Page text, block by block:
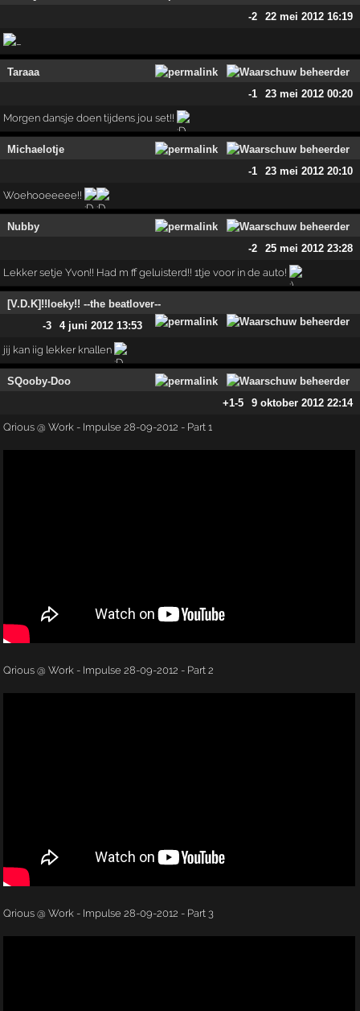
-2
22 mei 2012 16:19
Taraaa
-1
23 mei 2012 00:20
Morgen dansje doen tijdens jou set!!
Michaelotje
-1
23 mei 2012 20:10
Woehooeeeee!!
Nubby
-2
25 mei 2012 23:28
Lekker setje Yvon!! Had m ff geluisterd!! 1tje voor in de auto!
[V.D.K]!!loeky!! --the beatlover--
-3
4 juni 2012 13:53
jij kan iig lekker knallen
SQooby-Doo
+1-5 9 oktober 2012 22:14
Qrious @ Work - Impulse 28-09-2012 - Part 1
Qrious @ Work - Impulse 28-09-2012 - Part 2
Qrious @ Work - Impulse 28-09-2012 - Part 3